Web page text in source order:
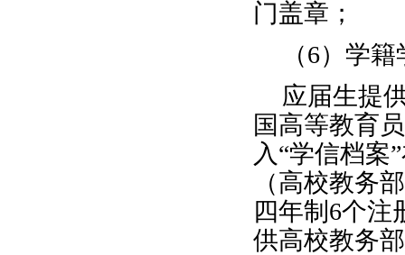
门盖章；
（6）学籍
应届生提
国高等教育
入“学信档案
（高校教务
四年制 6个注
供高校教务